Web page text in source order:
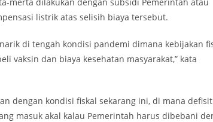
listrik atas selisih biaya tersebut.
di tengah kondisi pandemi dimana kebijakan
vaksin dan biaya kesehatan masyarakat,” kata
dengan kondisi fiskal sekarang ini, di mana defisit
masuk akal kalau Pemerintah harus dibebani